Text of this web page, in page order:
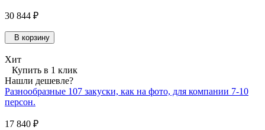
30 844 ₽
В корзину
Хит
Купить в 1 клик
Нашли дешевле?
Разнообразные 107 закуски, как на фото, для компании 7-10
персон.
17 840 ₽